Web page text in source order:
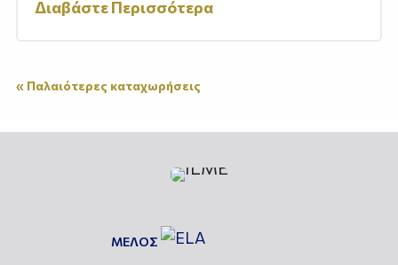
Διαβάστε Περισσότερα
« Παλαιότερες καταχωρήσεις
ΜΕΛΟΣ